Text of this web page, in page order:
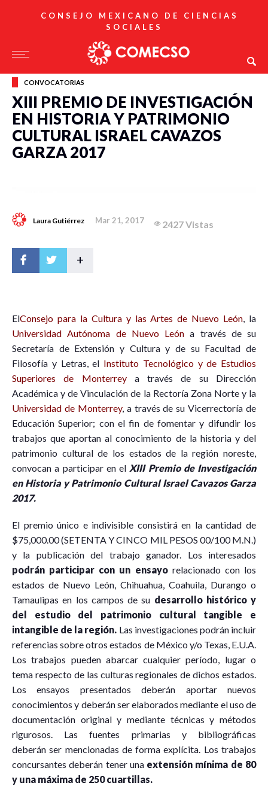
CONSEJO MEXICANO DE CIENCIAS
SOCIALES
CONVOCATORIAS
XIII PREMIO DE INVESTIGACIÓN
EN HISTORIA Y PATRIMONIO
CULTURAL ISRAEL CAVAZOS
GARZA 2017
Laura Gutiérrez Mar 21, 2017 2427 Vistas
+
ElConsejo para la Cultura y las Artes de Nuevo León, la
Universidad Autónoma de Nuevo León a través de su
Secretaría de Extensión y Cultura y de su Facultad de
Filosofía y Letras, el Instituto Tecnológico y de Estudios
Superiores de Monterreya través de su Dirección
Académica y de Vinculación de la Rectoría Zona Norte y la
Universidad de Monterrey, a través de su Vicerrectoría de
Educación Superior; con el fin de fomentar y difundir los
trabajos que aportan al conocimiento de la historia y del
patrimonio cultural de los estados de la región noreste,
convocan a participar en el XIII Premio de Investigación
en Historia y Patrimonio Cultural Israel Cavazos Garza
2017.
El premio único e indivisible consistirá en la cantidad de
$75,000.00 (SETENTA Y CINCO MIL PESOS 00/100 M.N.)
y la publicación del trabajo ganador. Los interesados
podrán participar con un ensayorelacionado con los
estados de Nuevo León, Chihuahua, Coahuila, Durango o
Tamaulipas en los campos de su desarrollo histórico y
del estudio del patrimonio cultural tangible e
intangible de la región. Las investigaciones podrán incluir
referencias sobre otros estados de México y/o Texas, E.U.A.
Los trabajos pueden abarcar cualquier período, lugar o
tema respecto de las culturas regionales de dichos estados.
Los ensayos presentados deberán aportar nuevos
conocimientos y deberán ser elaborados mediante el uso de
documentación original y mediante técnicas y métodos
rigurosos. Las fuentes primarias y bibliográficas
deberán ser mencionadas de forma explícita. Los trabajos
concursantes deberán tener una extensión mínima de 80
y una máxima de 250 cuartillas.